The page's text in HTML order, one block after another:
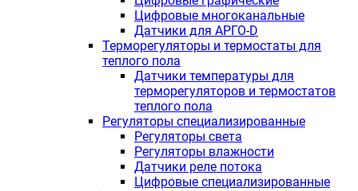
Цифровые многоканальные
Датчики для АРГО-D
Терморегуляторы и термостаты для
теплого пола
Датчики температуры для
терморегуляторов и термостатов
теплого пола
Регуляторы специализированные
Регуляторы света
Регуляторы влажности
Датчики реле потока
Цифровые специализированные